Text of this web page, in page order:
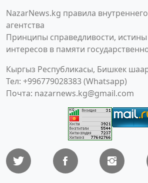
NazarNews.kg правила
агентства
Принципы справедливости,
интересов в памяти
Кыргыз Республикасы, Бишкек
Тел: +996779028383 (Whatsapp)
Почта: nazarnews.kg@gmail.com